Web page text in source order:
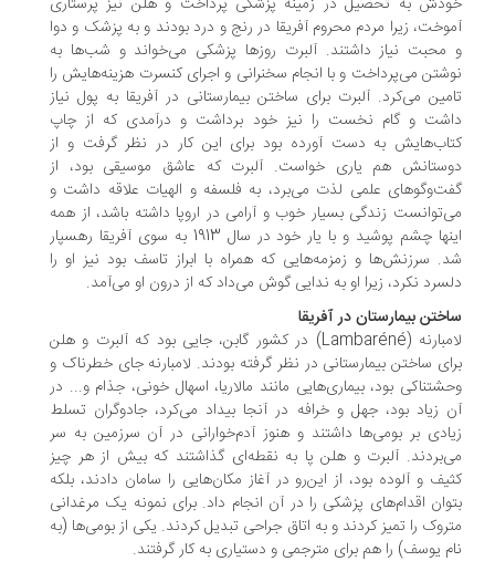
زیرا مردم محروم آفریقا در رنج و درد بودند و به پزشک و دوا
نیاز داشتند. آلبرت روزها پزشکی می‌خواند و شب‌ها به
می‌پرداخت و با انجام سخنرانی و اجرای کنسرت هزینه‌هایش را
می‌کرد. آلبرت برای ساختن بیمارستانی در آفریقا به پول نیاز
و گام نخست را نیز خود برداشت و درآمدی که از چاپ
به دست آورده بود برای این کار در نظر گرفت و از
هم یاری خواست. آلبرت که عاشق موسیقی بود، از
علمی لذت می‌برد، به فلسفه و الهیات علاقه داشت و
زندگی بسیار خوب و آرامی در اروپا داشته باشد، از همه
اینها چشم پوشید و با یار خود در سال 1913 به سوی آفریقا رهسپار
سرزنش‌ها و زمزمه‌هایی که همراه با ابراز تاسف بود نیز او را
نکرد، زیرا او به ندایی گوش می‌داد که از درون او می‌آمد.
بیمارستان در آفریقا
لامبارنه (Lambaréné) در کشور گابن، جایی بود که آلبرت و هلن
ساختن بیمارستانی در نظر گرفته بودند. لامبارنه جای خطرناک و
بود، بیماری‌هایی مانند مالاریا، اسهال خونی، جذام و... در
زیاد بود، جهل و خرافه در آنجا بیداد می‌کرد، جادوگران تسلط
بر بومی‌ها داشتند و هنوز آدم‌خوارانی در آن سرزمین به سر
آلبرت و هلن پا به نقطه‌ای گذاشتند که بیش از هر چیز
و آلوده بود، از این‌رو در آغاز مکان‌هایی را سامان دادند، بلکه
اقدام‌های پزشکی را در آن انجام داد. برای نمونه یک مرغدانی
را تمیز کردند و به اتاق جراحی تبدیل کردند. یکی از بومی‌ها (به
یوسف) را هم برای مترجمی و دستیاری به کار گرفتند.